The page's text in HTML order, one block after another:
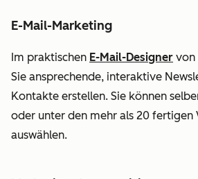
E-Mail-Marketing
Im praktischen E-Mail-Designer von
Sie ansprechende, interaktive
Kontakte erstellen. Sie können
oder unter den mehr als 20 fertigen
auswählen.